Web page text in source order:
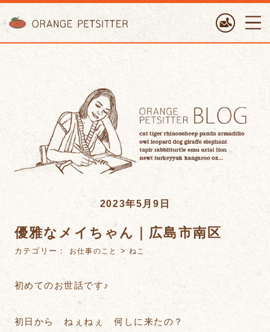
2023年5月9日
優雅なメイちゃん｜広島市南区
カテゴリー： お仕事のこと >ねこ
初めてのお世話です♪
初日から ねぇねぇ 何しに来たの？